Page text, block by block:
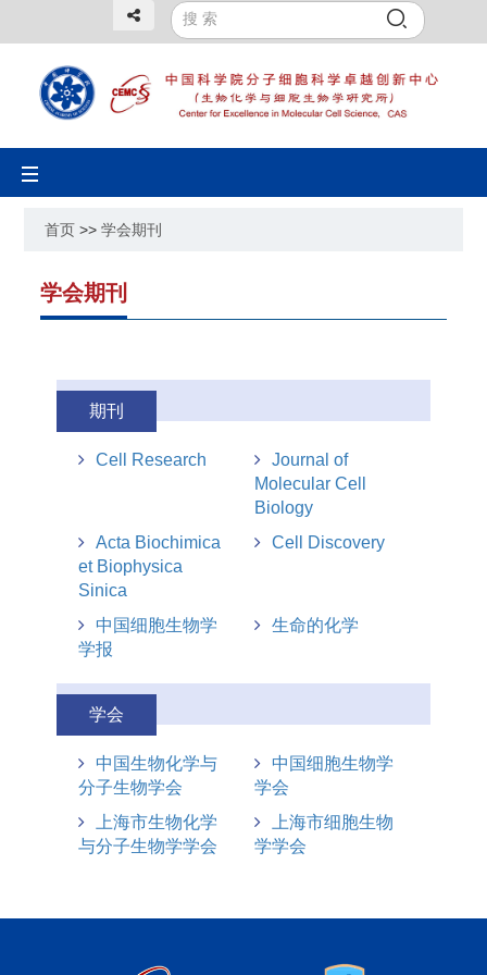
Toggle
navigation
首页 >>学会期刊
学会期刊
期刊
Cell Research
Journal of
Molecular Cell
Biology
Acta Biochimica
et Biophysica
Sinica
Cell Discovery
中国细胞生物学
学报
生命的化学
学会
中国生物化学与
分子生物学会
中国细胞生物学
学会
上海市生物化学
与分子生物学学会
上海市细胞生物
学学会